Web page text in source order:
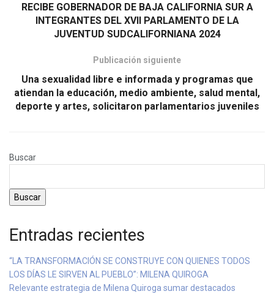
RECIBE GOBERNADOR DE BAJA CALIFORNIA SUR A
INTEGRANTES DEL XVII PARLAMENTO DE LA
JUVENTUD SUDCALIFORNIANA 2024
Publicación siguiente
Una sexualidad libre e informada y programas que
atiendan la educación, medio ambiente, salud mental,
deporte y artes, solicitaron parlamentarios juveniles
Buscar
Buscar
Entradas recientes
“LA TRANSFORMACIÓN SE CONSTRUYE CON QUIENES TODOS
LOS DÍAS LE SIRVEN AL PUEBLO”: MILENA QUIROGA
Relevante estrategia de Milena Quiroga sumar destacados